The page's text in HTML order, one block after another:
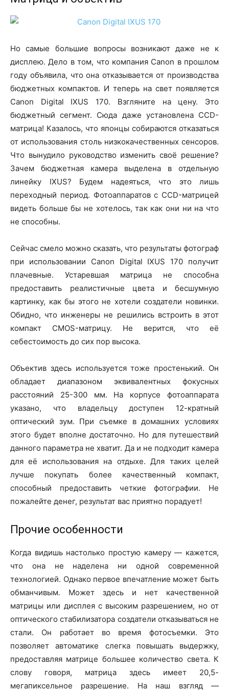
Но самые большие вопросы возникают даже не к
дисплею. Дело в том, что компания Canon в прошлом
году объявила, что она отказывается от производства
бюджетных компактов. И теперь на свет появляется
Canon Digital IXUS 170. Взгляните на цену. Это
бюджетный сегмент. Сюда даже установлена CCD-
матрица! Казалось, что японцы собираются отказаться
от использования столь низкокачественных сенсоров.
Что вынудило руководство изменить своё решение?
Зачем бюджетная камера выделена в отдельную
линейку IXUS? Будем надеяться, что это лишь
переходный период. Фотоаппаратов с CCD-матрицей
видеть больше бы не хотелось, так как они ни на что
не способны.
Сейчас смело можно сказать, что результаты фотограф
при использовании Canon Digital IXUS 170 получит
плачевные. Устаревшая матрица не способна
предоставить реалистичные цвета и бесшумную
картинку, как бы этого не хотели создатели новинки.
Обидно, что инженеры не решились встроить в этот
компакт CMOS-матрицу. Не верится, что её
себестоимость до сих пор высока.
Объектив здесь используется тоже простенький. Он
обладает диапазоном эквивалентных фокусных
расстояний 25-300 мм. На корпусе фотоаппарата
указано, что владельцу доступен 12-кратный
оптический зум. При съемке в домашних условиях
этого будет вполне достаточно. Но для путешествий
данного параметра не хватит. Да и не подходит камера
для её использования на отдыхе. Для таких целей
лучше покупать более качественный компакт,
способный предоставить четкие фотографии. Не
пожалейте денег, результат вас приятно порадует!
Прочие особенности
Когда видишь настолько простую камеру — кажется,
что она не наделена ни одной современной
технологией. Однако первое впечатление может быть
обманчивым. Может здесь и нет качественной
матрицы или дисплея с высоким разрешением, но от
оптического стабилизатора создатели отказываться не
стали. Он работает во время фотосъемки. Это
позволяет автоматике слегка повышать выдержку,
предоставляя матрице большее количество света. К
слову говоря, матрица здесь имеет 20,5-
мегапиксельное разрешение. На наш взгляд —